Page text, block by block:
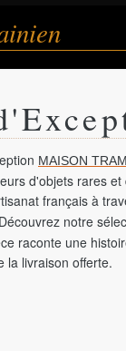
MAISON
d'objets rares
français à
notre
raconte une
la livraison offerte.